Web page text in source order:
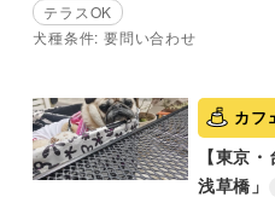
テラスOK
犬種条件: 要問い合わせ
カフ
【東京
浅草橋」